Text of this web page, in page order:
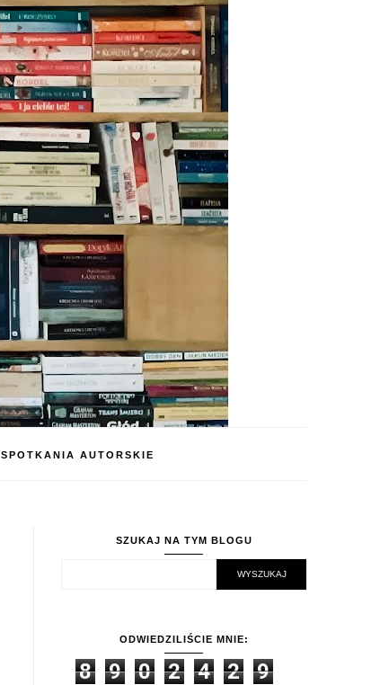
SPOTKANIA AUTORSKIE
SZUKAJ NA TYM BLOGU
ODWIEDZILIŚCIE MNIE:
8 9 0 2 4 2 9